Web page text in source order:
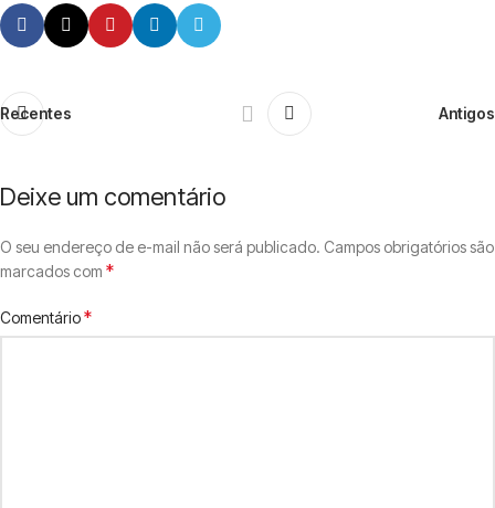
Recentes Antigos
Deixe um comentário
O seu endereço de e-mail não será publicado. Campos obrigatórios são
marcados com *
Comentário*